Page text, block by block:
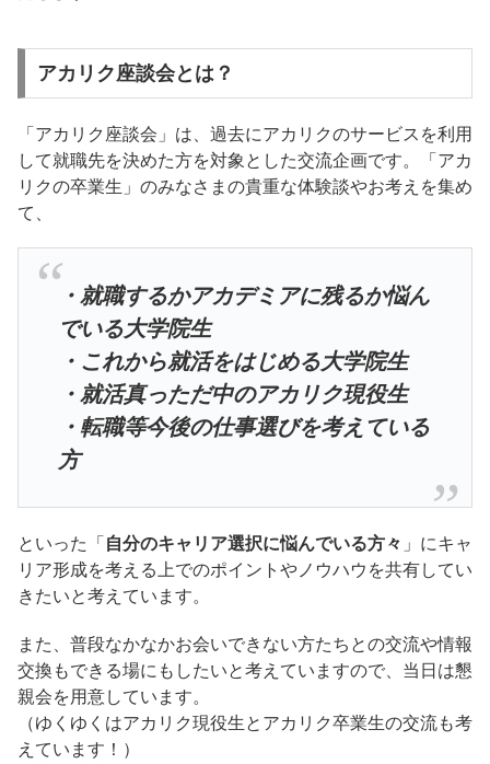
アカリク座談会とは？
「アカリク座談会」は、過去にアカリクのサービスを利用
して就職先を決めた方を対象とした交流企画です。「アカ
リクの卒業生」のみなさまの貴重な体験談やお考えを集め
て、
・就職するかアカデミアに残るか悩ん
でいる大学院生
・これから就活をはじめる大学院生
・就活真っただ中のアカリク現役生
・転職等今後の仕事選びを考えている
方
といった「自分のキャリア選択に悩んでいる方々 」にキャ
リア形成を考える上でのポイントやノウハウを共有してい
きたいと考えています。
また、普段なかなかお会いできない方たちとの交流や情報
交換もできる場にもしたいと考えていますので、当日は懇
親会を用意しています。
（ゆくゆくはアカリク現役生とアカリク卒業生の交流も考
えています！）